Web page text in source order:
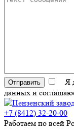
Отправить Я
данных и
+7 (8412) 32-20-00
Работаем по всей